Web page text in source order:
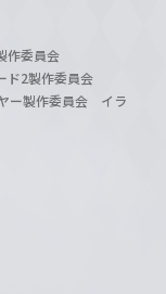
作委員会
ド2製作委員会
ー製作委員会 イラ